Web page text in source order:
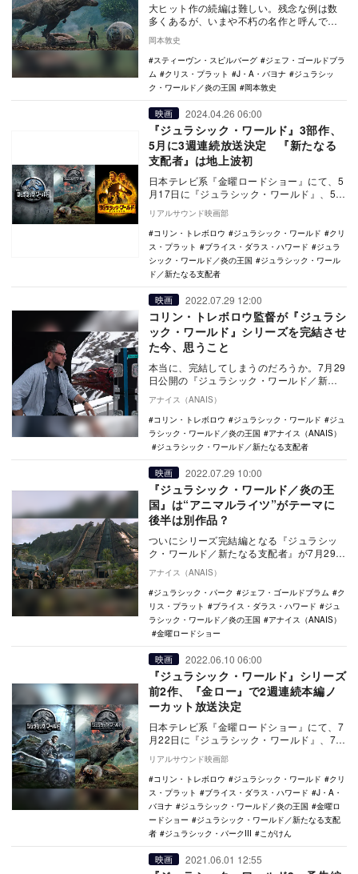
大ヒット作の続編は難しい。残念な例は数
多くあるが、いまや不朽の名作と呼んで差
（1993年）の続…
岡本敦史
スティーヴン・スピルバーグ
ジェフ・ゴールドブラ
ム
クリス・プラット J・A・バヨナ
ジュラシッ
ク・ワールド／炎の王国
岡本敦史
映画 2024.04.26 06:00
『ジュラシック・ワールド』3部作、
5月に3週連続放送決定 『新たなる
支配者』は地上波初
日本テレビ系『金曜ロードショー』にて、5
月17日に『ジュラシック・ワールド』、5月
24日に『ジュラシック・ワールド／炎の王
国』、…
リアルサウンド映画部
コリン・トレボロウ
ジュラシック・ワールド
クリ
ス・プラット
ブライス・ダラス・ハワード
ジュラ
シック・ワールド／炎の王国
ジュラシック・ワール
ド／新たなる支配者
映画 2022.07.29 12:00
コリン・トレボロウ監督が『ジュラシ
ック・ワールド』シリーズを完結させ
た今、思うこと
本当に、完結してしまうのだろうか。7月29
日公開の『ジュラシック・ワールド／新た
ク・ワール…
アナイス（ANAIS）
コリン・トレボロウ
ジュラシック・ワールド
ジュ
ラシック・ワールド／炎の王国
アナイス（ANAIS）
ジュラシック・ワールド／新たなる支配者
映画 2022.07.29 10:00
『ジュラシック・ワールド／炎の王
国』は“アニマルライツ”がテーマに
後半は別作品？
ついにシリーズ完結編となる『ジュラシッ
ク・ワールド／新たなる支配者』が7月29日
レビ系『金…
アナイス（ANAIS）
ジュラシック・パーク
ジェフ・ゴールドブラム
ク
リス・プラット
ブライス・ダラス・ハワード
ジュ
ラシック・ワールド／炎の王国
アナイス（ANAIS）
金曜ロードショー
映画 2022.06.10 06:00
『ジュラシック・ワールド』シリーズ
前2作、『金ロー』で2週連続本編ノ
ーカット放送決定
日本テレビ系『金曜ロードショー』にて、7
月22日に『ジュラシック・ワールド』、7月
29日に『ジュラシック・ワールド／炎の王
国』が…
リアルサウンド映画部
コリン・トレボロウ
ジュラシック・ワールド
クリ
ス・プラット
ブライス・ダラス・ハワード
J・A・
バヨナ
ジュラシック・ワールド／炎の王国
金曜ロ
ードショー
ジュラシック・ワールド／新たなる支配
者
ジュラシック・パークIII こがけん
映画 2021.06.01 12:55